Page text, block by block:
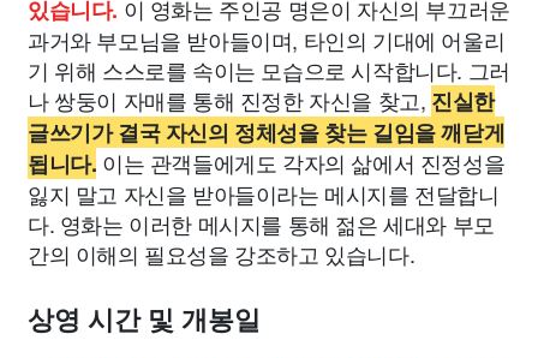
있습니다. 이 영화는 주인공 명은이 자신의 부끄러운
과거와 부모님을 받아들이며, 타인의 기대에 어울리
기 위해 스스로를 속이는 모습으로 시작합니다. 그러
나 쌍둥이 자매를 통해 진정한 자신을 찾고, 진실한
글쓰기가 결국 자신의 정체성을 찾는 길임을 깨닫게
됩니다. 이는 관객들에게도 각자의 삶에서 진정성을
잃지 말고 자신을 받아들이라는 메시지를 전달합니
다. 영화는 이러한 메시지를 통해 젊은 세대와 부모
간의 이해의 필요성을 강조하고 있습니다.
상영 시간 및 개봉일